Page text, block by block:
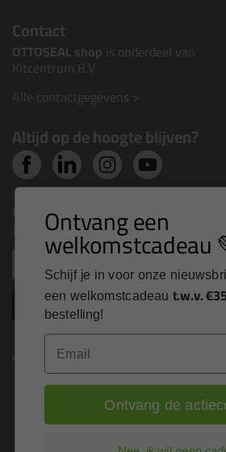
Contact
OTTOSEAL shop is onderdeel van
Kitcentrum B.V.
Alle contactgegevens >
Altijd op de hoogte blijven?
Nieuws, tips en exclusieve deals
inbox
Inschrijven
Kitcentrum is trots op:
Ontvang een
welkomstcadeau
Schijf je in voor onze
een welkomstcadeau t.w.v.
bestelling!
Email
Ontvang de